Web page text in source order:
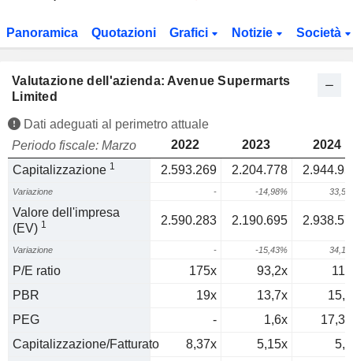
Panoramica Quotazioni Grafici Notizie Società
Valutazione dell'azienda: Avenue Supermarts
Limited
Dati adeguati al perimetro attuale
Periodo fiscale: Marzo
2022 2023
2024
Capitalizzazione 1 2.593.269 2.204.778
Variazione - -14,98%
Valore dell'impresa
(EV) 1 2.590.283 2.190.695
Variazione - -15,43%
P/E ratio 175x 93,2x
PBR
19x 13,7x
PEG
- 1,6x
Capitalizzazione/Fatturato
8,37x 5,15x